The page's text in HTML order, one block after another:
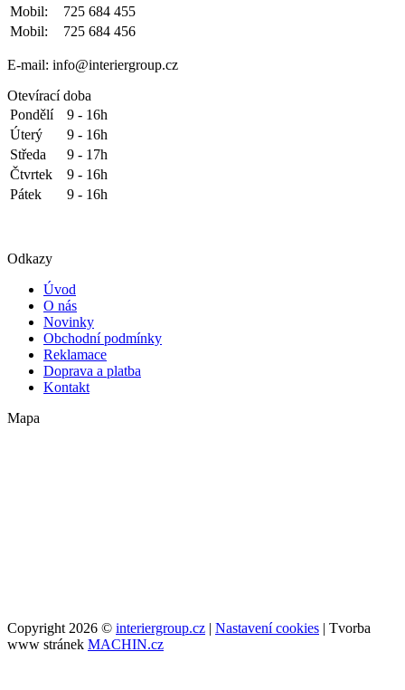
Mobil:
725 684 455
Mobil:
725 684 456
E-mail: info@interiergroup.cz
Otevírací doba
Pondělí
9 - 16h
Úterý
9 - 16h
Středa
9 - 17h
Čtvrtek
9 - 16h
Pátek
9 - 16h
Odkazy
Úvod
O nás
Novinky
Obchodní podmínky
Reklamace
Doprava a platba
Kontakt
Mapa
Copyright 2026 © interiergroup.cz | Nastavení cookies | Tvorba
www stránek MACHIN.cz